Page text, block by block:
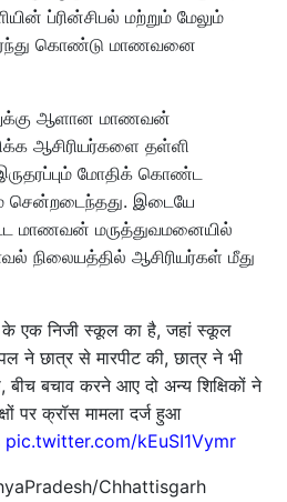
ப்ரின்சிபல் மற்றும் மேலும்
கொண்டு மாணவனை
ஆளான மாணவன்
ஆசிரியர்களை தள்ளி
மோதிக் கொண்ட
சென்றடைந்தது. இடையே
மாணவன் மருத்துவமனையில்
நிலையத்தில் ஆசிரியர்கள் மீது
के एक निजी स्कूल का है, जहां स्कूल
ने छात्र से मारपीट की, छात्र ने भी
बीच बचाव करने आए दो अन्य शिक्षिकों ने
पर क्रॉस मामला दर्ज हुआ
pic.twitter.com/kEuSI1Vymr
Chhattisgarh